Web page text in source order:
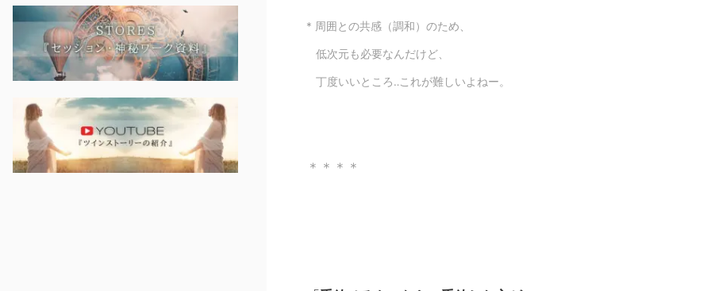
* 周囲との共感（調和）のため、
低次元も必要なんだけど、
丁度いいところ‥これが難しいよねー。
＊＊＊＊